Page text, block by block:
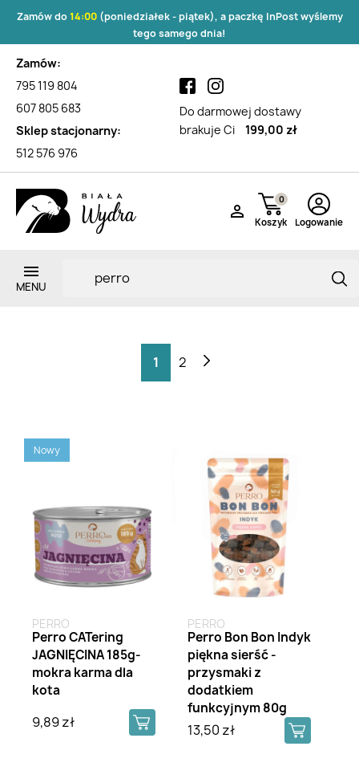
Zamów do14:00(poniedziałek - piątek), a paczkę InPost wyślemy
tego samego dnia!
Zamów:
795 119 804
607 805 683
Sklep stacjonarny:
512 576 976
Do darmowej dostawy
brakuje Ci
199,00 zł

Koszyk
0
Logowanie
Wyniki wyszukiwania dla "perro"
1 2
Nowy
PERRO
Perro CATering
JAGNIĘCINA 185g-
mokra karma dla
kota
9,89 zł
PERRO
Perro Bon Bon Indyk
piękna sierść -
przysmaki z
dodatkiem
funkcyjnym 80g
13,50 zł